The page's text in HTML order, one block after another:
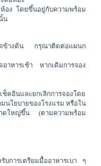
ห้อง โดยขึ้นอยู่กับความพร้อม
น
ดข้างต้น กรุณาติดต่อแผนก
อาหารเช้า หากเดิมการจอง
ช็คอินและยกเลิกการจองโดย
นโยบายของโรงแรม ​หรือใน
าดใหญ่ขึ้น (ตามความพร้อม
บการเตรียมมื้ออาหารเบา ๆ